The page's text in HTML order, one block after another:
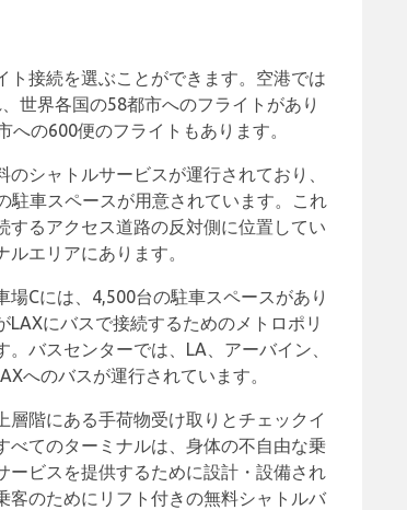
ト接続を選ぶことができます。空港では
世界各国の58都市へのフライトがあり
への600便のフライトもあります。
のシャトルサービスが運行されており、
駐車スペースが用意されています。これ
するアクセス道路の反対側に位置してい
エリアにあります。
Cには、4,500台の駐車スペースがあり
にバスで接続するためのメトロポリ
バスセンターでは、LA、アーバイン、
へのバスが運行されています。
階にある手荷物受け取りとチェックイ
べてのターミナルは、身体の不自由な乗
ービスを提供するために設計・設備され
客のためにリフト付きの無料シャトルバ